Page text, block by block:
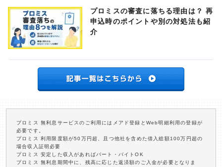
プロミスの審査に落ちる理由は？ 再
申込時のポイントや別の対処法も紹
介
プロミス 無利息サービスのご利用にはメアド登録とWeb明細利用の登録が
必要です。
プロミス 利用限度額が50万円超、且つ他社を含めた借入総額100万円超の
場合収入証明必要
プロミス 安定した収入があればパート・バイトOK
プロミス 無利息期間中に、残高に応じた返済額のご入金が必要となりま